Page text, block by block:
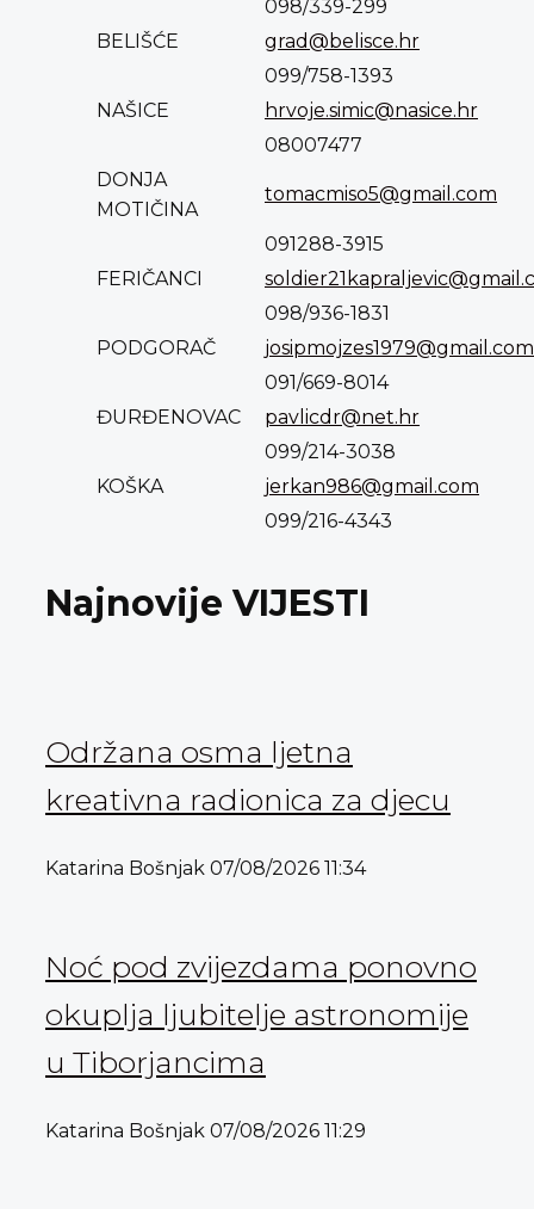
098/339-299
BELIŠĆE
grad@belisce.hr
099/758-1393
NAŠICE
hrvoje.simic@nasice.hr
08007477
DONJA
MOTIČINA
tomacmiso5@gmail.com
091288-3915
FERIČANCI
098/936-1831
PODGORAČ
josipmojzes1979@gmail.com
091/669-8014
ĐURĐENOVAC
pavlicdr@net.hr
099/214-3038
KOŠKA
jerkan986@gmail.com
099/216-4343
Najnovije VIJESTI
Održana osma ljetna
kreativna radionica za djecu
Katarina Bošnjak 07/08/2026 11:34
Noć pod zvijezdama ponovno
okuplja ljubitelje astronomije
u Tiborjancima
Katarina Bošnjak 07/08/2026 11:29